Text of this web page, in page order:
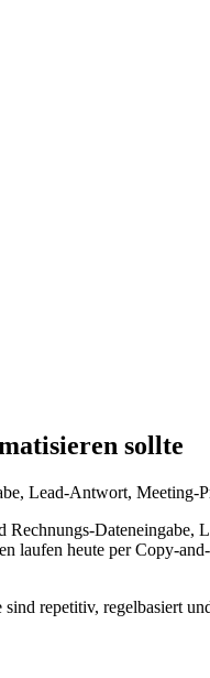
sollte
Lead-Antwort,
Rechnungs-
laufen heute per Copy-
repetitiv, regelbasiert